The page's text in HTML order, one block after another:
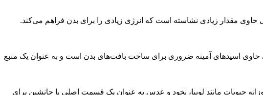
مقدار زیادی نشاسته است که انرژی زیادی را برای بدن فراهم می‌کند.
حاوی اسیدهای آمینه ضروری برای ساخت بافت‌های بدن است و به عنوان یک منبع
حبوبات مانند لوبیا، نخود و عدس به عنوان یک قسمت اصلی یا جانشین برای